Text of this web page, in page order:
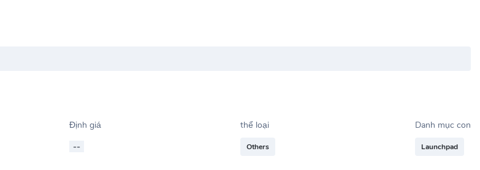
Định giá
--
thể loại
Others
Danh mục con
Launchpad